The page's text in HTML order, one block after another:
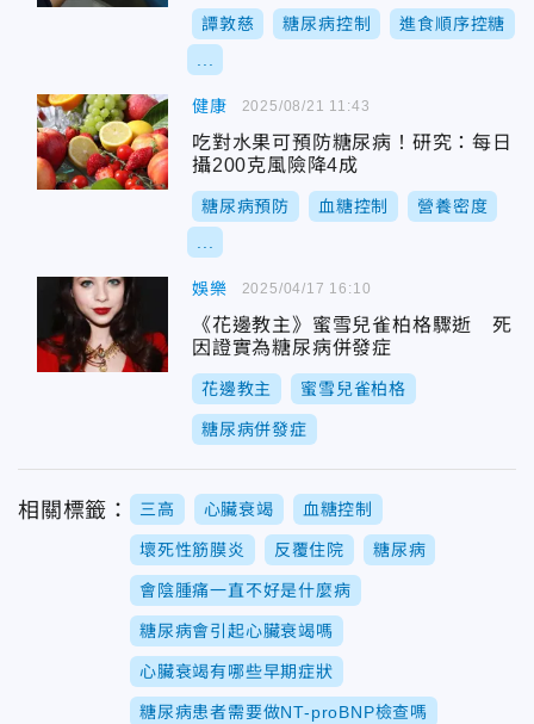
譚敦慈 糖尿病控制 進食順序控糖
健康
吃對水果可預防糖尿病！研究：每日
攝200克風險降4成
糖尿病預防 血糖控制 營養密度
2025/08/21 11:43
娛樂
《花邊教主》蜜雪兒雀柏格驟逝 死
因證實為糖尿病併發症
花邊教主 蜜雪兒雀柏格
糖尿病併發症
2025/04/17 16:10
相關標籤： 三高 心臟衰竭 血糖控制
壞死性筋膜炎 反覆住院 糖尿病
會陰腫痛一直不好是什麼病
糖尿病會引起心臟衰竭嗎
心臟衰竭有哪些早期症狀
糖尿病患者需要做NT-proBNP檢查嗎